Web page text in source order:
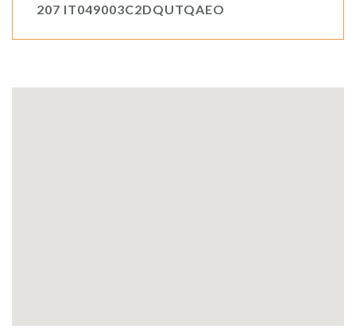
207 IT049003C2DQUTQAEO